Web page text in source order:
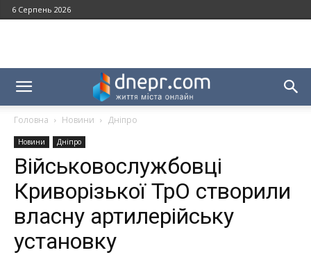
6 Серпень 2026
Головна Новини Дніпро
Новини Дніпро
Військовослужбовці
Криворізької ТрО створили
власну артилерійську
установку